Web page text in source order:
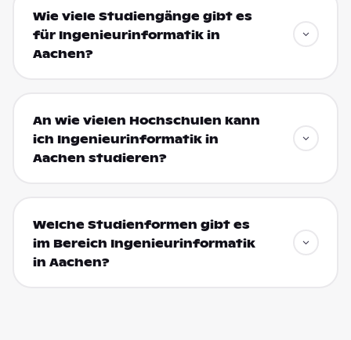
Wie viele Studiengänge gibt es
für Ingenieurinformatik in
Aachen?
An wie vielen Hochschulen kann
ich Ingenieurinformatik in
Aachen studieren?
Welche Studienformen gibt es
im Bereich Ingenieurinformatik
in Aachen?